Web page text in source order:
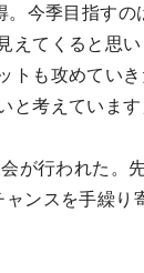
今季目指すの
えてくると思
トも攻めてい
と考えています
が行われた。
ンスを手繰り